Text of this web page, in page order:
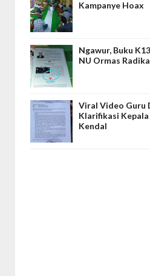
Kampanye Hoax
Ngawur, Buku
NU Ormas
Viral Video Guru
Klarifikasi Kepala
Kendal